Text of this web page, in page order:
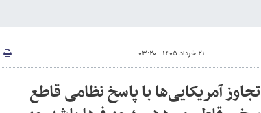
۲۱ خرداد ۱۴۰۵ - ۰۳:۲۰
آمریکایی‌ها با پاسخ نظامی قاطع